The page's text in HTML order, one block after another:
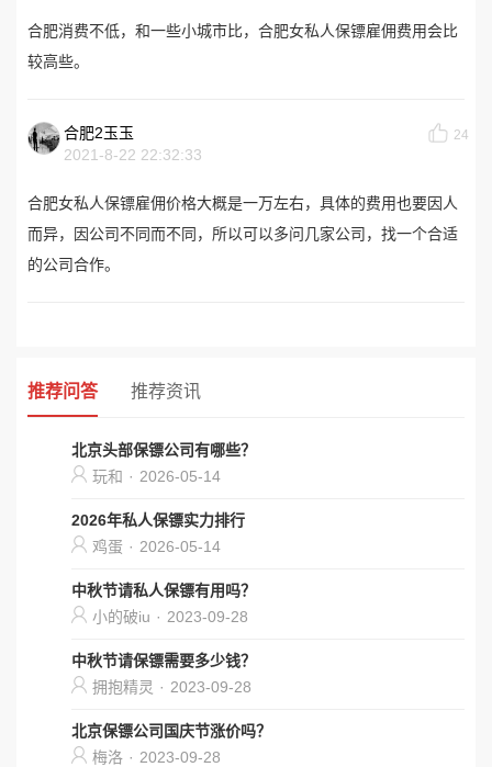
合肥消费不低，和一些小城市比，合肥女私人保镖雇佣费用会比
较高些。
合肥2玉玉
2021-8-22 22:32:33
24
合肥女私人保镖雇佣价格大概是一万左右，具体的费用也要因人
而异，因公司不同而不同，所以可以多问几家公司，找一个合适
的公司合作。
推荐问答 推荐资讯
北京头部保镖公司有哪些？
玩和 · 2026-05-14
2026年私人保镖实力排行
鸡蛋 · 2026-05-14
中秋节请私人保镖有用吗？
小的破iu · 2023-09-28
中秋节请保镖需要多少钱？
拥抱精灵 · 2023-09-28
北京保镖公司国庆节涨价吗？
梅洛 · 2023-09-28